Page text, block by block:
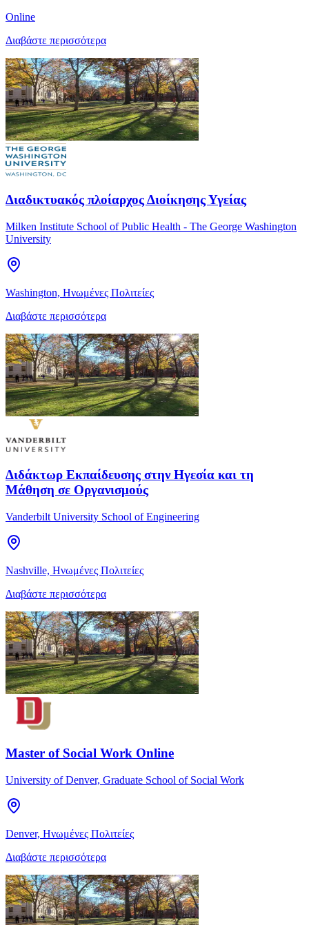
Online
Διαβάστε περισσότερα
Διαδικτυακός πλοίαρχος Διοίκησης Υγείας
Milken Institute School of Public Health - The George Washington
University
Washington, Ηνωμένες Πολιτείες
Διαβάστε περισσότερα
Διδάκτωρ Εκπαίδευσης στην Ηγεσία και τη
Μάθηση σε Οργανισμούς
Vanderbilt University School of Engineering
Nashville, Ηνωμένες Πολιτείες
Διαβάστε περισσότερα
Master of Social Work Online
University of Denver, Graduate School of Social Work
Denver, Ηνωμένες Πολιτείες
Διαβάστε περισσότερα